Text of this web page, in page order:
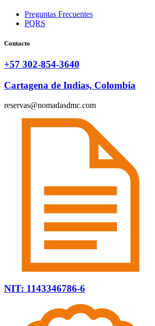
Preguntas Frecuentes
PQRS
Contacto
+57 302-854-3640
Cartagena de Indias, Colombia
reservas@nomadasdmc.com
NIT: 1143346786-6